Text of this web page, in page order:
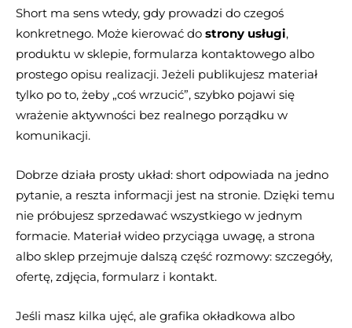
Short ma sens wtedy, gdy prowadzi do czegoś
konkretnego. Może kierować do strony usługi,
produktu w sklepie, formularza kontaktowego albo
prostego opisu realizacji. Jeżeli publikujesz materiał
tylko po to, żeby „coś wrzucić”, szybko pojawi się
wrażenie aktywności bez realnego porządku w
komunikacji.
Dobrze działa prosty układ: short odpowiada na jedno
pytanie, a reszta informacji jest na stronie. Dzięki temu
nie próbujesz sprzedawać wszystkiego w jednym
formacie. Materiał wideo przyciąga uwagę, a strona
albo sklep przejmuje dalszą część rozmowy: szczegóły,
ofertę, zdjęcia, formularz i kontakt.
Jeśli masz kilka ujęć, ale grafika okładkowa albo